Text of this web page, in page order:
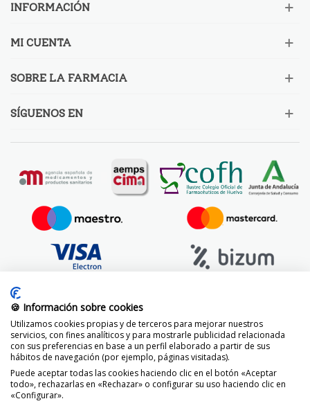
INFORMACIÓN
MI CUENTA
SOBRE LA FARMACIA
SÍGUENOS EN
🍪 Información sobre cookies
Utilizamos cookies propias y de terceros para mejorar nuestros
servicios, con fines analíticos y para mostrarle publicidad relacionada
con sus preferencias en base a un perfil elaborado a partir de sus
hábitos de navegación (por ejemplo, páginas visitadas).
Puede aceptar todas las cookies haciendo clic en el botón «Aceptar
todo», rechazarlas en «Rechazar» o configurar su uso haciendo clic en
«Configurar».